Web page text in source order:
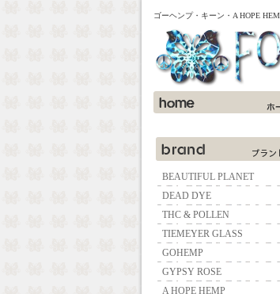
ゴーヘンプ・キーン・A HOPE
BEAUTIFUL PLANET
DEAD DYE
THC & POLLEN
TIEMEYER GLASS
GOHEMP
GYPSY ROSE
A HOPE HEMP